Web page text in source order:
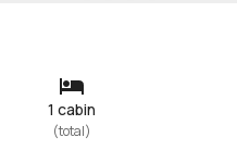
1 cabin
(total)